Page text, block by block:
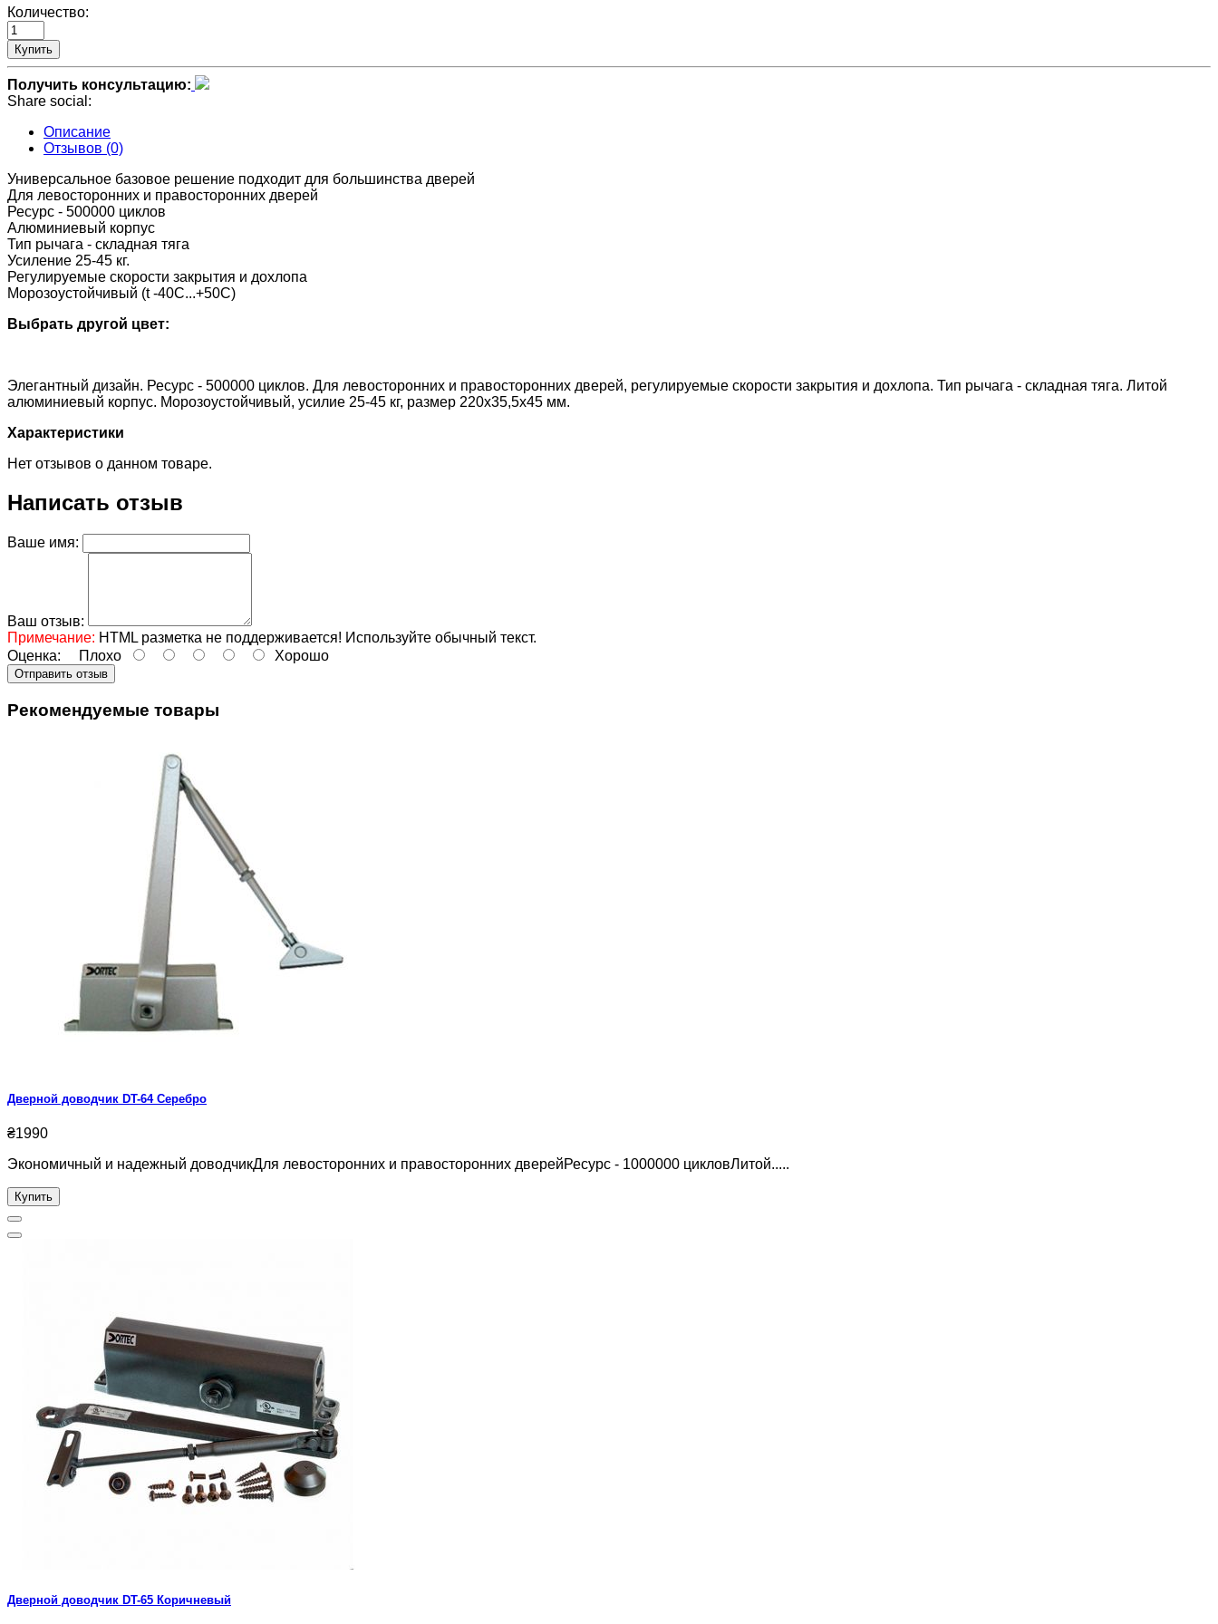
Количество:
Купить
Получить консультацию:
Share social:
Описание
Отзывов (0)
Универсальное базовое решение подходит для большинства дверей
Для левосторонних и правосторонних дверей
Ресурс - 500000 циклов
Алюминиевый корпус
Тип рычага - складная тяга
Усиление 25-45 кг.
Регулируемые скорости закрытия и дохлопа
Морозоустойчивый (t -40C...+50C)
Выбрать другой цвет:
Элегантный дизайн. Ресурс - 500000 циклов. Для левосторонних и правосторонних дверей, регулируемые скорости закрытия и дохлопа. Тип рычага - складная тяга. Литой
алюминиевый корпус. Морозоустойчивый, усилие 25-45 кг, размер 220х35,5x45 мм.
Характеристики
Нет отзывов о данном товаре.
Написать отзыв
Ваше имя:
Ваш отзыв:
Примечание: HTML разметка не поддерживается! Используйте обычный текст.
Оценка: Плохо Хорошо
Отправить отзыв
Рекомендуемые товары
Дверной доводчик DT-64 Серебро
₴1990
Экономичный и надежный доводчикДля левосторонних и правосторонних дверейРесурс - 1000000 цикловЛитой.....
Купить
Дверной доводчик DT-65 Коричневый